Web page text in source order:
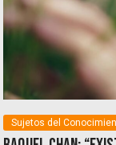
Sujetos del